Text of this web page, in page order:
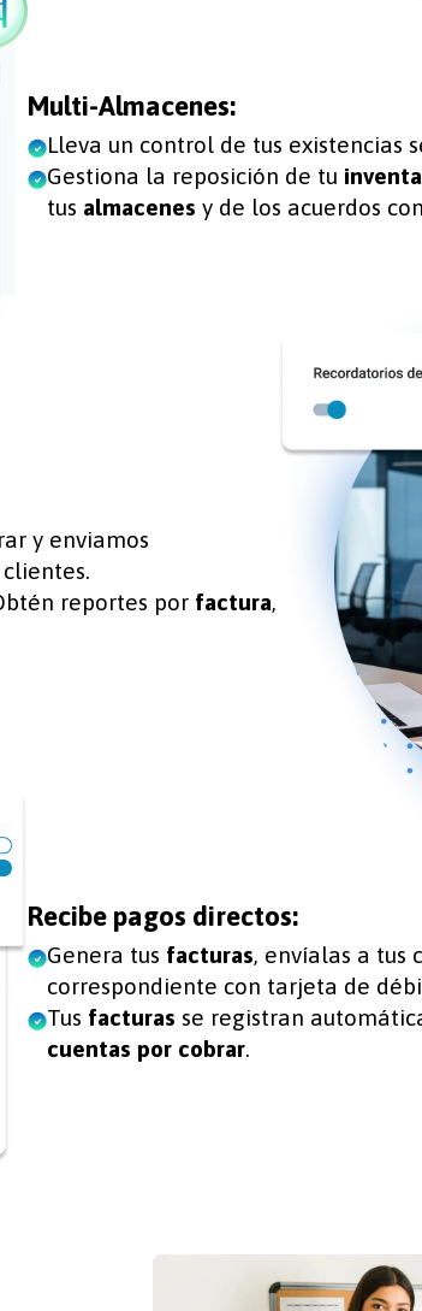
Multi-Almacenes:
Lleva un control de tus existencias
Gestiona la reposición de tu
tus almacenes y de los acuerdos
y enviamos
reportes por factura,
Recibe pagos directos:
Genera tus facturas, envíalas a tus
correspondiente con tarjeta de
Tus facturas se registran
cuentas por cobrar.